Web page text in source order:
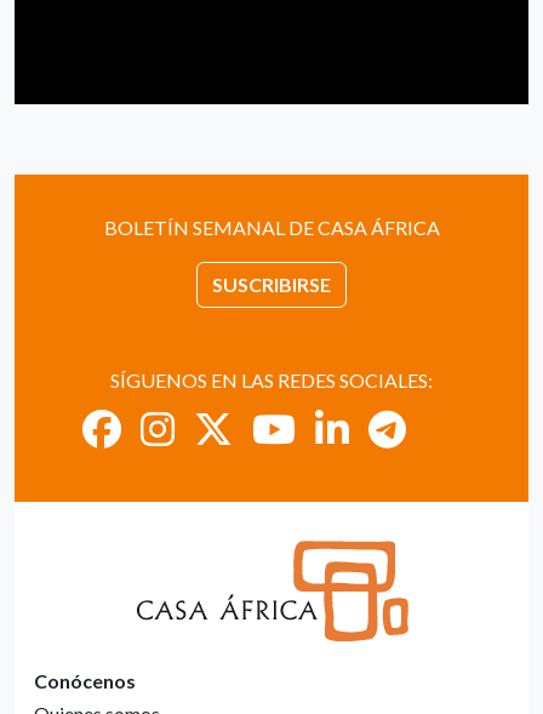
BOLETÍN SEMANAL DE CASA ÁFRICA
SUSCRIBIRSE
SÍGUENOS EN LAS REDES SOCIALES:
Conócenos